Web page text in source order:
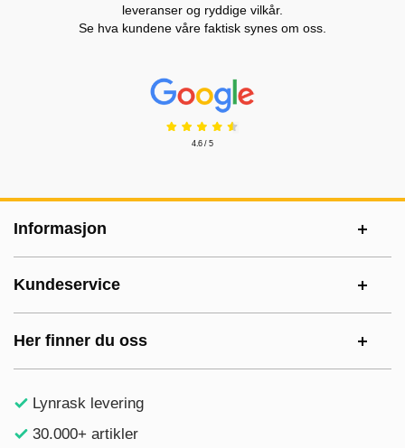
leveranser og ryddige vilkår.
Se hva kundene våre faktisk synes om oss.
Prisjakt Vurdering: 4.6 Stjerne
4.6 / 5
Informasjon
Kundeservice
Her finner du oss
Lynrask levering
30.000+ artikler